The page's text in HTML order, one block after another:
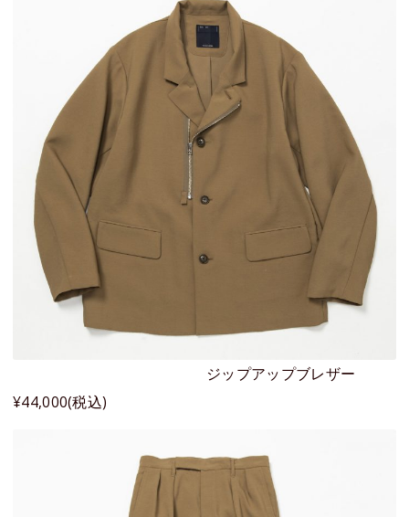
ジップアップブレザー
¥44,000(税込)